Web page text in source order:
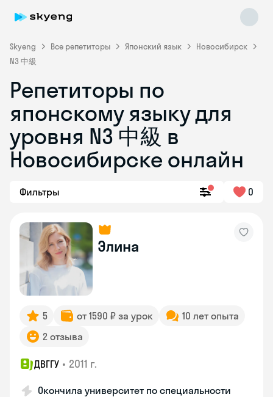
Skyeng Все репетиторы Японский язык
Новосибирск
N3 中級
Репетиторы по
японскому языку для
уровня N3 中級 в
Новосибирске онлайн
Фильтры 0
Элина
5 от 1590 ₽ за урок
10 лет опыта
2 отзыва
ДВГГУ • 2011 г.
Окончила университет по специальности
Skyeng Chat